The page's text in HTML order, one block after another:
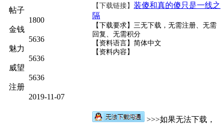
帖子
1800
金钱
5636
魅力
5636
威望
5636
注册
2019-11-07
【下载链接】 装傻和真的傻只是一线之
隔
【下载要求】三无下载，无需注册、无需
回复、无需积分
【资料语言】简体中文
【资料内容】
>>>如果无法下载，